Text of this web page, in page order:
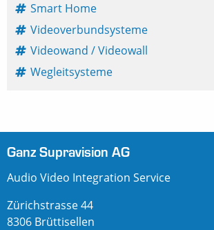
Smart Home
Videoverbundsysteme
Videowand / Videowall
Wegleitsysteme
Ganz Supravision AG
Audio Video Integration Service
Zürichstrasse 44
8306 Brüttisellen